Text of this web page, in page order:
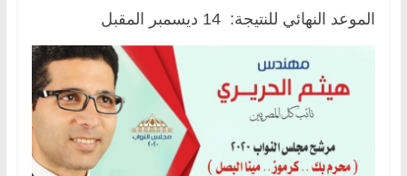
الموعد النهائي للنتيجة: 14 ديسمبر المقبل